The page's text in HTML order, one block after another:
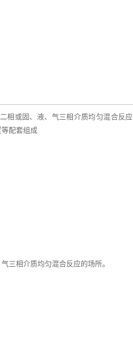
相或固、液、气三相介质均匀混合反
配套组成
三相介质均匀混合反应的场所。